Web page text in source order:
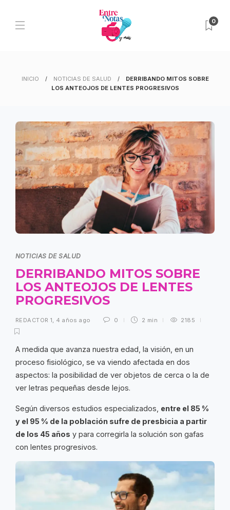
0
INICIO NOTICIAS DE SALUD
DERRIBANDO MITOS SOBRE
LOS ANTEOJOS DE LENTES PROGRESIVOS
NOTICIAS DE SALUD
DERRIBANDO MITOS SOBRE
LOS ANTEOJOS DE LENTES
PROGRESIVOS
REDACTOR 1, 4 años ago 0 2 min 2185
A medida que avanza nuestra edad, la visión, en un
proceso fisiológico, se va viendo afectada en dos
aspectos: la posibilidad de ver objetos de cerca o la de
ver letras pequeñas desde lejos.
Según diversos estudios especializados, entre el 85 %
y el 95 % de la población sufre de presbicia a partir
de los 45 años y para corregirla la solución son gafas
con lentes progresivos.